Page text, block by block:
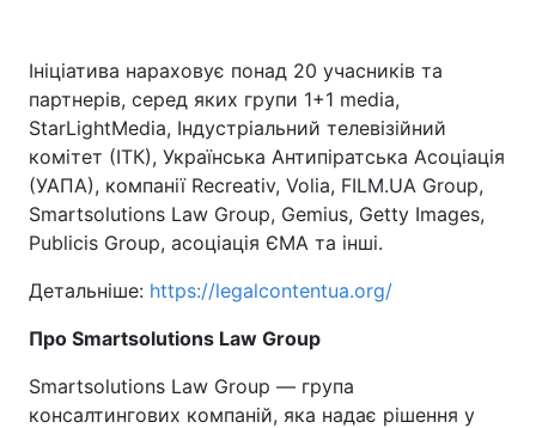
Ініціатива нараховує понад 20 учасників та
партнерів, серед яких групи 1+1 media,
StarLightMedia, Індустріальний телевізійний
комітет (ІТК), Українська Антипіратська Асоціація
(УАПА), компанії Recreativ, Volia, FILM.UA Group,
Smartsolutions Law Group, Gemius, Getty Images,
Publicis Group, асоціація ЄМА та інші.
Детальніше: https://legalcontentua.org/
Про Smartsolutions Law Group
Smartsolutions Law Group — група
консалтингових компаній, яка надає рішення у